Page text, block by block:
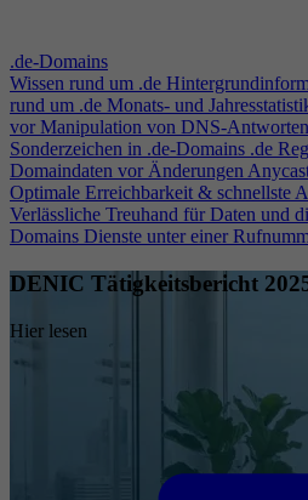
.de-Domains
Wissen rund um .de
rund um .de Monats- und
vor Manipulation von DNS-Antworten
Sonderzeichen in .de-Domains .de
Domaindaten vor Änderungen
Optimale Erreichbarkeit & schnellste
Verlässliche Treuhand für Daten und
Domains Dienste unter einer
DENIC Tätigkeitsbericht
Hier lesen